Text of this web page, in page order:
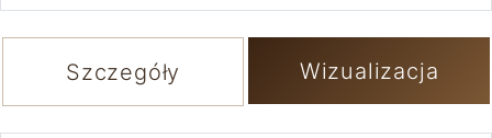
Szczegóły Wizualizacja